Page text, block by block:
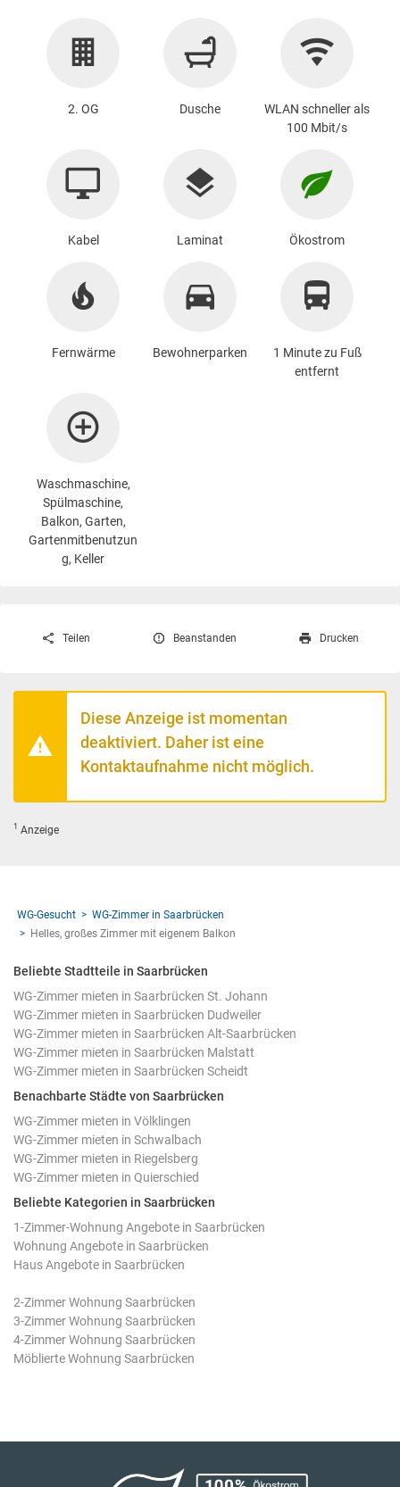
2. OG Dusche
WLAN schneller als
100 Mbit/s
Kabel Laminat Ökostrom
Fernwärme Bewohnerparken
1 Minute zu Fuß
entfernt
Waschmaschine,
Spülmaschine,
Balkon, Garten,
Gartenmitbenutzun
g, Keller
Teilen Beanstanden Drucken
Diese Anzeige ist momentan
deaktiviert. Daher ist eine
Kontaktaufnahme nicht möglich.
1 Anzeige
WG-Gesucht
WG-Zimmer in Saarbrücken
Helles, großes Zimmer mit eigenem Balkon
Beliebte Stadtteile in Saarbrücken
WG-Zimmer mieten in Saarbrücken St. Johann
WG-Zimmer mieten in Saarbrücken Dudweiler
WG-Zimmer mieten in Saarbrücken Alt-Saarbrücken
WG-Zimmer mieten in Saarbrücken Malstatt
WG-Zimmer mieten in Saarbrücken Scheidt
Benachbarte Städte von Saarbrücken
WG-Zimmer mieten in Völklingen
WG-Zimmer mieten in Schwalbach
WG-Zimmer mieten in Riegelsberg
WG-Zimmer mieten in Quierschied
Beliebte Kategorien in Saarbrücken
1-Zimmer-Wohnung Angebote in Saarbrücken
Wohnung Angebote in Saarbrücken
Haus Angebote in Saarbrücken
2-Zimmer Wohnung Saarbrücken
3-Zimmer Wohnung Saarbrücken
4-Zimmer Wohnung Saarbrücken
Möblierte Wohnung Saarbrücken